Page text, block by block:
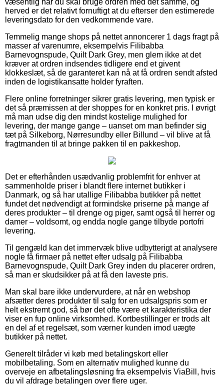
herved er det relativt fornuftigt at du efterser den estimerede
leveringsdato for den vedkommende vare.
Temmelig mange shops på nettet annoncerer 1 dags fragt på
masser af varenumre, eksempelvis Filibabba
Barnevognspude, Quilt Dark Grey, men glem ikke at det
kræver at ordren indsendes tidligere end et givent
klokkeslæt, så de garanteret kan nå at få ordren sendt afsted
inden de logistikansatte holder fyraften.
Flere online forretninger sikrer gratis levering, men typisk er
det så præmissen at der shoppes for en konkret pris. I øvrigt
må man udse dig den mindst kostelige mulighed for
levering, der mange gange – uanset om man befinder sig
tæt på Silkeborg, Nørresundby eller Billund – vil blive at få
fragtmanden til at bringe pakken til en pakkeshop.
Det er efterhånden usædvanlig problemfrit for enhver at
sammenholde priser i blandt flere internet butikker i
Danmark, og så har utallige Filibabba butikker på nettet
fundet det nødvendigt at formindske priserne på mange af
deres produkter – til drenge og piger, samt også til herrer og
damer – voldsomt, og endda nogle gange tilbyde portofri
levering.
Til gengæld kan det immervæk blive udbytterigt at analysere
nogle få firmaer på nettet efter udsalg på Filibabba
Barnevognspude, Quilt Dark Grey inden du placerer ordren,
så man er skudsikker på at få den laveste pris.
Man skal bare ikke undervurdere, at når en webshop
afsætter deres produkter til salg for en udsalgspris som er
helt ekstremt god, så bør det ofte være et karakteristika der
viser en fup online virksomhed. Kortbestillinger er trods alt
en del af et regelsæt, som værner kunden imod uægte
butikker på nettet.
Generelt tilråder vi køb med betalingskort eller
mobilbetaling. Som en alternativ mulighed kunne du
overveje en afbetalingsløsning fra eksempelvis ViaBill, hvis
du vil afdrage betalingen over flere uger.